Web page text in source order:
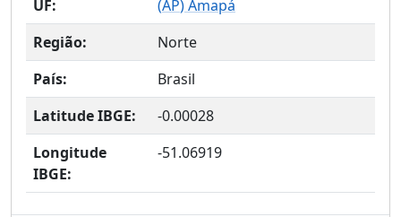
UF: (AP) Amapá
Região:
Norte
País:
Brasil
Latitude IBGE:
-0.00028
Longitude
IBGE:
-51.06919